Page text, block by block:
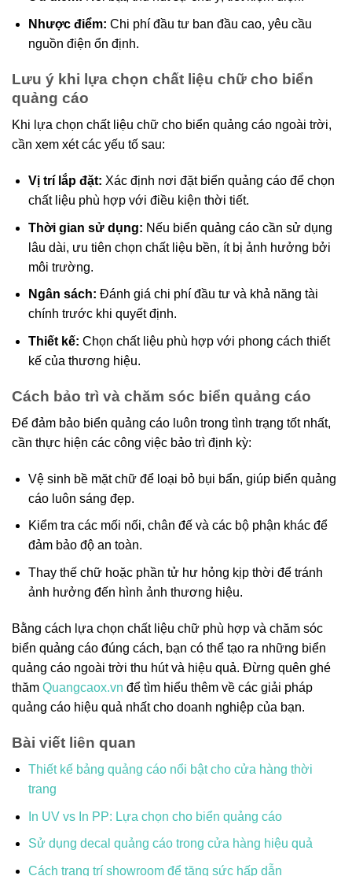
Nhược điểm: Chi phí đầu tư ban đầu cao, yêu cầu
nguồn điện ổn định.
Lưu ý khi lựa chọn chất liệu chữ cho biển
quảng cáo
Khi lựa chọn chất liệu chữ cho biển quảng cáo ngoài trời,
cần xem xét các yếu tố sau:
Vị trí lắp đặt: Xác định nơi đặt biển quảng cáo để chọn
chất liệu phù hợp với điều kiện thời tiết.
Thời gian sử dụng: Nếu biển quảng cáo cần sử dụng
lâu dài, ưu tiên chọn chất liệu bền, ít bị ảnh hưởng bởi
môi trường.
Ngân sách: Đánh giá chi phí đầu tư và khả năng tài
chính trước khi quyết định.
Thiết kế: Chọn chất liệu phù hợp với phong cách thiết
kế của thương hiệu.
Cách bảo trì và chăm sóc biển quảng cáo
Để đảm bảo biển quảng cáo luôn trong tình trạng tốt nhất,
cần thực hiện các công việc bảo trì định kỳ:
Vệ sinh bề mặt chữ để loại bỏ bụi bẩn, giúp biển quảng
cáo luôn sáng đẹp.
Kiểm tra các mối nối, chân đế và các bộ phận khác để
đảm bảo độ an toàn.
Thay thế chữ hoặc phần tử hư hỏng kịp thời để tránh
ảnh hưởng đến hình ảnh thương hiệu.
Bằng cách lựa chọn chất liệu chữ phù hợp và chăm sóc
biển quảng cáo đúng cách, bạn có thể tạo ra những biển
quảng cáo ngoài trời thu hút và hiệu quả. Đừng quên ghé
thăm Quangcaox.vn để tìm hiểu thêm về các giải pháp
quảng cáo hiệu quả nhất cho doanh nghiệp của bạn.
Bài viết liên quan
Thiết kế bảng quảng cáo nổi bật cho cửa hàng thời
trang
In UV vs In PP: Lựa chọn cho biển quảng cáo
Sử dụng decal quảng cáo trong cửa hàng hiệu quả
Cách trang trí showroom để tăng sức hấp dẫn